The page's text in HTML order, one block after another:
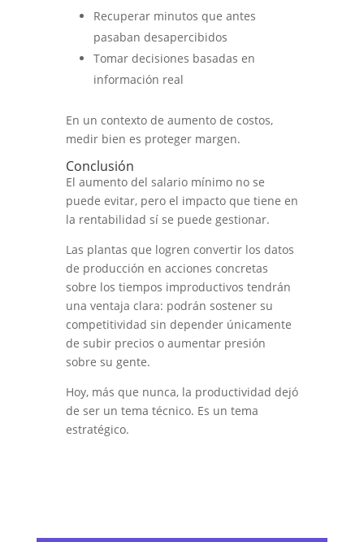
Recuperar minutos que antes
pasaban desapercibidos
Tomar decisiones basadas en
información real
En un contexto de aumento de costos,
medir bien es proteger margen.
Conclusión
El aumento del salario mínimo no se
puede evitar, pero el impacto que tiene en
la rentabilidad sí se puede gestionar.
Las plantas que logren convertir los datos
de producción en acciones concretas
sobre los tiempos improductivos tendrán
una ventaja clara: podrán sostener su
competitividad sin depender únicamente
de subir precios o aumentar presión
sobre su gente.
Hoy, más que nunca, la productividad dejó
de ser un tema técnico. Es un tema
estratégico.